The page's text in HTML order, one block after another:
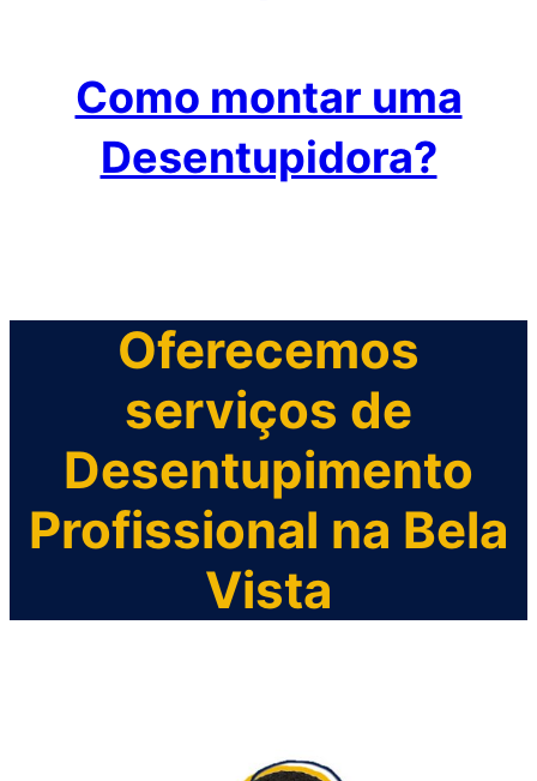
Como montar uma
Desentupidora?
Oferecemos
serviços de
Desentupimento
Profissional na Bela
Vista